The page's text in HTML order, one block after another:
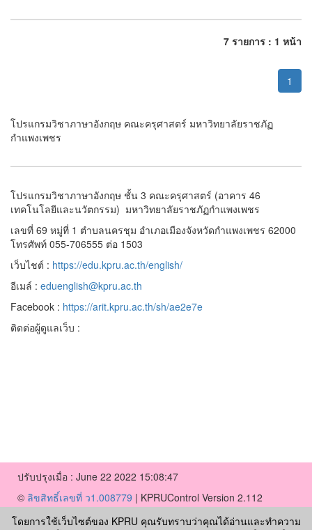
7 รายการ : 1 หน้า
1
โดยการใช้เว็บไซต์ของ KPRU คุณรับทราบว่าคุณได้อ่านและทำความ
โปรแกรมวิชาภาษาอังกฤษ คณะครุศาสตร์ มหาวิทยาลัยราชภัฏ
กำแพงเพชร
โปรแกรมวิชาภาษาอังกฤษ ชั้น 3 คณะครุศาสตร์ (อาคาร 46
เทคโนโลยีและนวัตกรรม) มหาวิทยาลัยราชภัฏกำแพงเพชร
เลขที่ 69 หมู่ที่ 1 ตำบลนครชุม อำเภอเมืองจังหวัดกำแพงเพชร 62000
โทรศัพท์ 055-706555 ต่อ 1503
เว็บไชต์ : https://edu.kpru.ac.th/english/
อีเมล์ : eduenglish@kpru.ac.th
Facebook : https://arit.kpru.ac.th/sh/ae2e7e
ติดต่อผู้ดูแลเว็บ :
ปรับปรุงเมื่อ : June 22 2022 15:08:47
© ลิขสิทธิ์เลขที่ ว1.008779 | KPRUControl Version 2.112
ผู้เข้าชมทั้งหมด 164,068